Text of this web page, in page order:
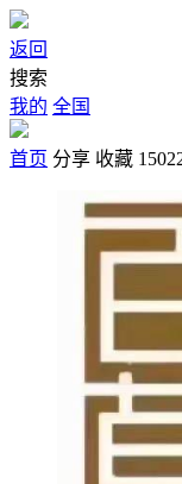
返回
搜索
我的 全国
首页 分享 收藏